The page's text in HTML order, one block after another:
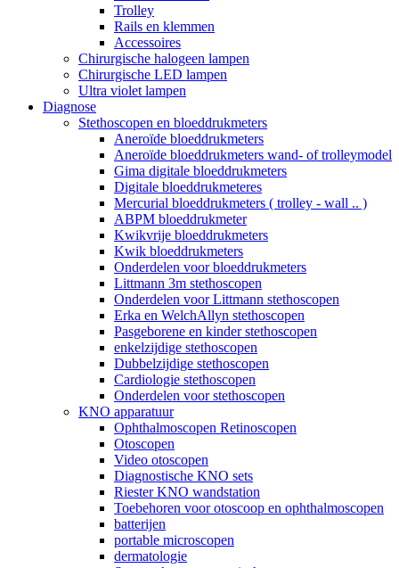
Trolley
Rails en klemmen
Accessoires
Chirurgische halogeen lampen
Chirurgische LED lampen
Ultra violet lampen
Diagnose
Stethoscopen en bloeddrukmeters
Aneroïde bloeddrukmeters
Aneroïde bloeddrukmeters wand- of trolleymodel
Gima digitale bloeddrukmeters
Digitale bloeddrukmeteres
Mercurial bloeddrukmeters ( trolley - wall .. )
ABPM bloeddrukmeter
Kwikvrije bloeddrukmeters
Kwik bloeddrukmeters
Onderdelen voor bloeddrukmeters
Littmann 3m stethoscopen
Onderdelen voor Littmann stethoscopen
Erka en WelchAllyn stethoscopen
Pasgeborene en kinder stethoscopen
enkelzijdige stethoscopen
Dubbelzijdige stethoscopen
Cardiologie stethoscopen
Onderdelen voor stethoscopen
KNO apparatuur
Ophthalmoscopen Retinoscopen
Otoscopen
Video otoscopen
Diagnostische KNO sets
Riester KNO wandstation
Toebehoren voor otoscoop en ophthalmoscopen
batterijen
portable microscopen
dermatologie